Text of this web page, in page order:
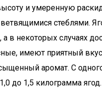
и умеренную
стеблями.
в некоторых случаях
имеют приятный
аромат. С
до 1,5 килограмма ягод.